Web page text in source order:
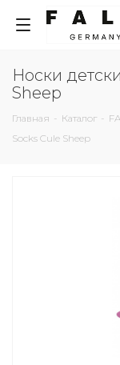
Носки
Sheep
Главная - Каталог -
Socks Cule Sheep